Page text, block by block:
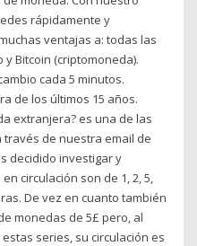
rápidamente y
ventajas a: todas las
Bitcoin (criptomoneda).
cada 5 minutos.
de los últimos 15 años.
extranjera? es una de las
de nuestra email de
decidido investigar y
circulación son de 1, 2, 5,
De vez en cuanto también
monedas de 5£ pero, al
series, su circulación es